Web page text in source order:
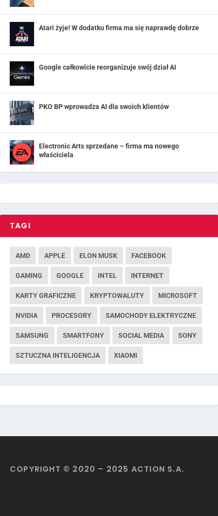
Atari żyje! W dodatku firma ma się naprawdę dobrze
Google całkowicie reorganizuje swój dział AI
PKO BP wprowadza AI dla swoich klientów
Electronic Arts sprzedane – firma ma nowego
właściciela
TAGI
AMD APPLE ELON MUSK FACEBOOK
GAMING GOOGLE INTEL INTERNET
KARTY GRAFICZNE KRYPTOWALUTY MICROSOFT
NVIDIA PROCESORY SAMOCHODY ELEKTRYCZNE
SAMSUNG SMARTFONY SOCIAL MEDIA SONY
SZTUCZNA INTELIGENCJA XIAOMI
COPYRIGHT © 2020 – 2025 ACTION S.A.